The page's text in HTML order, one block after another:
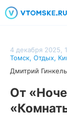
4 декабря 2025,
Томск, Отдых,
Дмитрий Гинкель
От